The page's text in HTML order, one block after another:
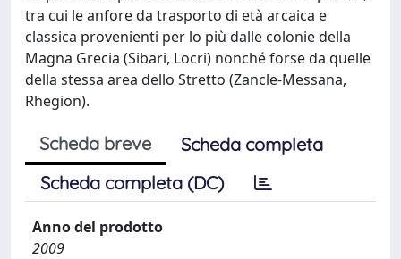
tra cui le anfore da trasporto di età arcaica e
classica provenienti per lo più dalle colonie della
Magna Grecia (Sibari, Locri) nonché forse da quelle
della stessa area dello Stretto (Zancle-Messana,
Rhegion).
Scheda breve
Scheda completa
Scheda completa (DC)
Anno del prodotto
2009